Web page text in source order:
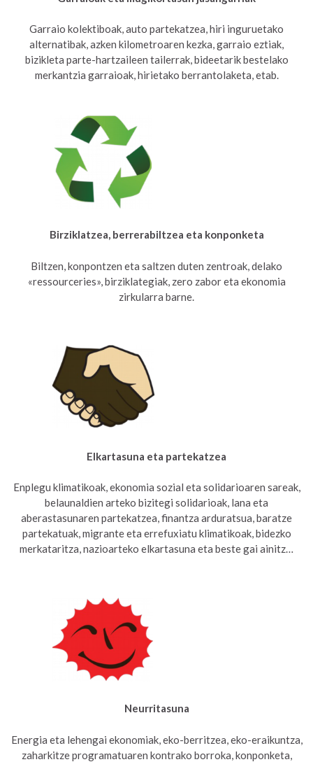
Garraio kolektiboak, auto partekatzea, hiri inguruetako
alternatibak, azken kilometroaren kezka, garraio eztiak,
bizikleta parte-hartzaileen tailerrak, bideetarik bestelako
merkantzia garraioak, hirietako berrantolaketa, etab.
Birziklatzea, berrerabiltzea eta konponketa
Biltzen, konpontzen eta saltzen duten zentroak, delako
«ressourceries», birziklategiak, zero zabor eta ekonomia
zirkularra barne.
Elkartasuna eta partekatzea
Enplegu klimatikoak, ekonomia sozial eta solidarioaren sareak,
belaunaldien arteko bizitegi solidarioak, lana eta
aberastasunaren partekatzea, finantza arduratsua, baratze
partekatuak, migrante eta errefuxiatu klimatikoak, bidezko
merkataritza, nazioarteko elkartasuna eta beste gai ainitz…
Neurritasuna
Energia eta lehengai ekonomiak, eko-berritzea, eko-eraikuntza,
zaharkitze programatuaren kontrako borroka, konponketa,